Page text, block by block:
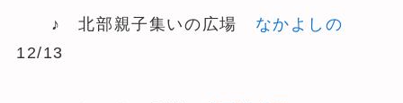
♪ 北部親子集いの広場 なかよしの
12/13